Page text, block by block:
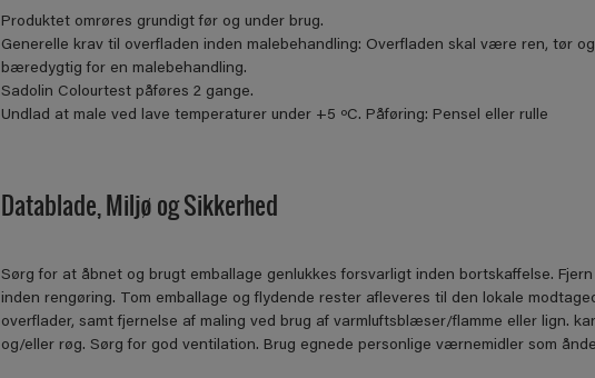
Produktet omrøres grundigt før og under brug.
Generelle krav til overfladen inden malebehandling: Overfladen skal være ren, tør
bæredygtig for en malebehandling.
Sadolin Colourtest påføres 2 gange.
Undlad at male ved lave temperaturer under +5 ºC. Påføring: Pensel eller rulle
Datablade, Miljø og Sikkerhed
Sørg for at åbnet og brugt emballage genlukkes forsvarligt inden bortskaffelse.
inden rengøring. Tom emballage og flydende rester afleveres til den lokale
overflader, samt fjernelse af maling ved brug af varmluftsblæser/flamme eller lign.
og/eller røg. Sørg for god ventilation. Brug egnede personlige værnemidler som